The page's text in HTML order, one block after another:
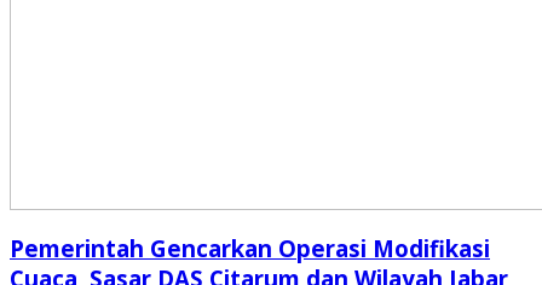
Pemerintah Gencarkan Operasi Modifikasi
Cuaca, Sasar DAS Citarum dan Wilayah Jabar